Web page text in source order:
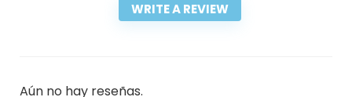
WRITE A REVIEW
Aún no hay reseñas.